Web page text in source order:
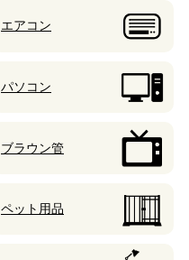
エアコン
パソコン
ブラウン管
ペット用品